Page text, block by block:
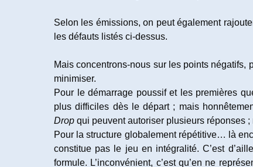
Selon les émissions, on peut également
les défauts listés ci-dessus.
Mais concentrons-nous sur les points
minimiser.
Pour le démarrage poussif et les premières
plus difficiles dès le départ ; mais
Drop qui peuvent autoriser plusieurs réponses
Pour la structure globalement répétitive… là
constitue pas le jeu en intégralité. C’est
formule. L’inconvénient, c’est qu’en ne